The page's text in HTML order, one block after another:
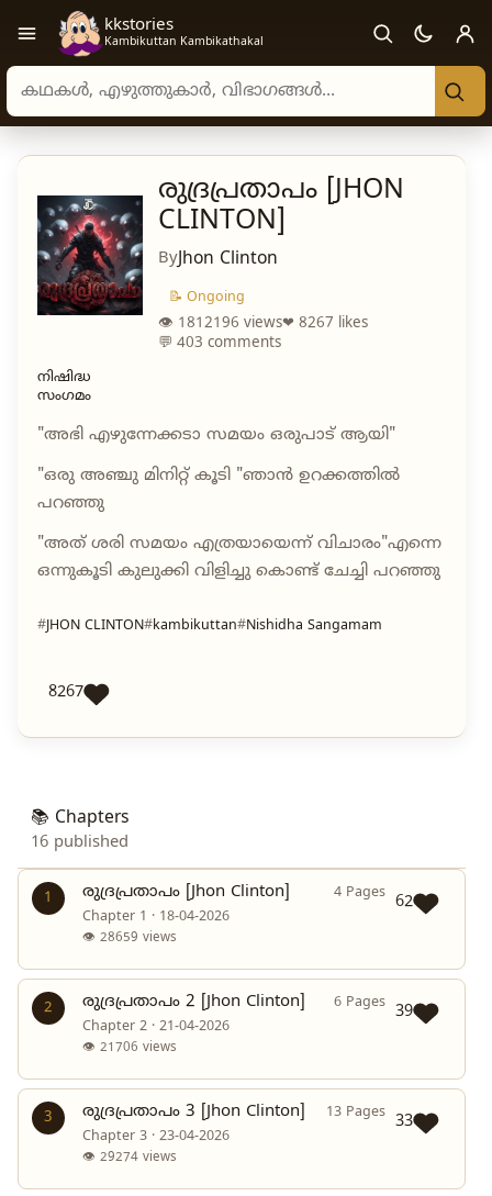
Open navigation menu
kkstories
Kambikuttan Kambikathakal
Search stories, authors, and categories
രുദ്രപ്രതാപം [JHON
CLINTON]
ByJhon Clinton
📝 Ongoing
👁 1812196 views❤ 8267 likes
💬 403 comments
നിഷിദ്ധ
സംഗമം
"അഭി എഴുന്നേക്കടാ സമയം ഒരുപാട് ആയി"
"ഒരു അഞ്ചു മിനിറ്റ് കൂടി "ഞാൻ ഉറക്കത്തിൽ
പറഞ്ഞു
"അത് ശരി സമയം എത്രയായെന്ന് വിചാരം"എന്നെ
ഒന്നുകൂടി കുലുക്കി വിളിച്ചു കൊണ്ട് ചേച്ചി പറഞ്ഞു
JHON CLINTON kambikuttan Nishidha Sangamam
8267
📚 Chapters
16 published
1 രുദ്രപ്രതാപം [Jhon Clinton]
4 Pages
Chapter 1 · 18-04-2026
👁 28659 views
62
2 രുദ്രപ്രതാപം 2 [Jhon Clinton]
6 Pages
Chapter 2 · 21-04-2026
👁 21706 views
39
3 രുദ്രപ്രതാപം 3 [Jhon Clinton]
13 Pages
Chapter 3 · 23-04-2026
👁 29274 views
33